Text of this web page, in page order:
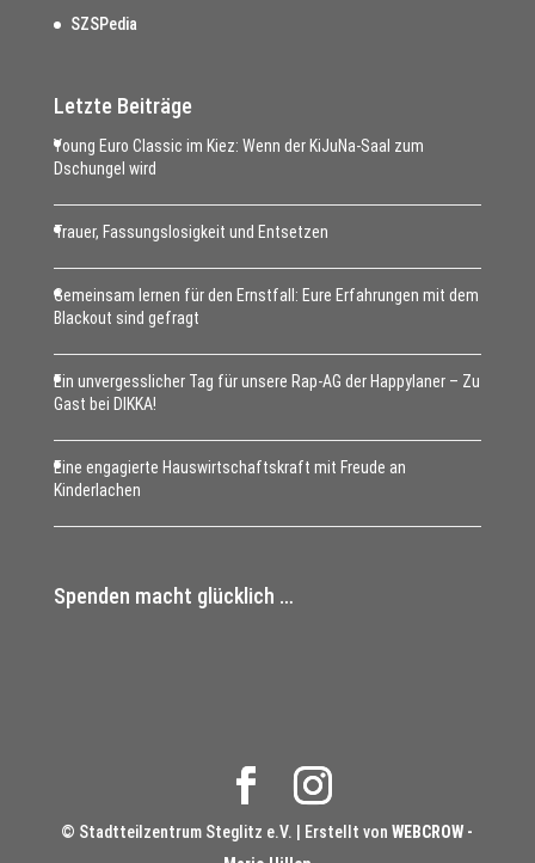
SZSPedia
Letzte Beiträge
Young Euro Classic im Kiez: Wenn der KiJuNa-Saal zum
Dschungel wird
Trauer, Fassungslosigkeit und Entsetzen
Gemeinsam lernen für den Ernstfall: Eure Erfahrungen mit dem
Blackout sind gefragt
Ein unvergesslicher Tag für unsere Rap-AG der Happylaner – Zu
Gast bei DIKKA!
Eine engagierte Hauswirtschaftskraft mit Freude an
Kinderlachen
Spenden macht glücklich …
© Stadtteilzentrum Steglitz e.V. | Erstellt vonWEBCROW -